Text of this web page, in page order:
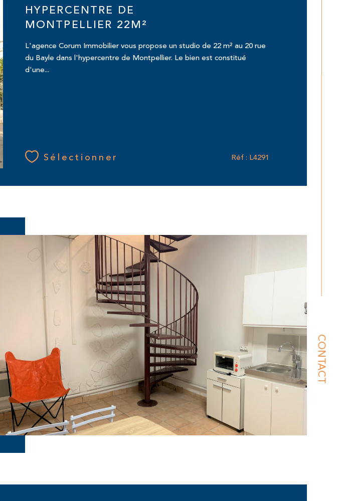
CONTACT
HYPERCENTRE DE
MONTPELLIER 22M²
L'agence Corum Immobilier vous propose un studio de 22 m² au 20 rue
du Bayle dans l'hypercentre de Montpellier. Le bien est constitué
d'une...
Sélectionner Réf : L4291